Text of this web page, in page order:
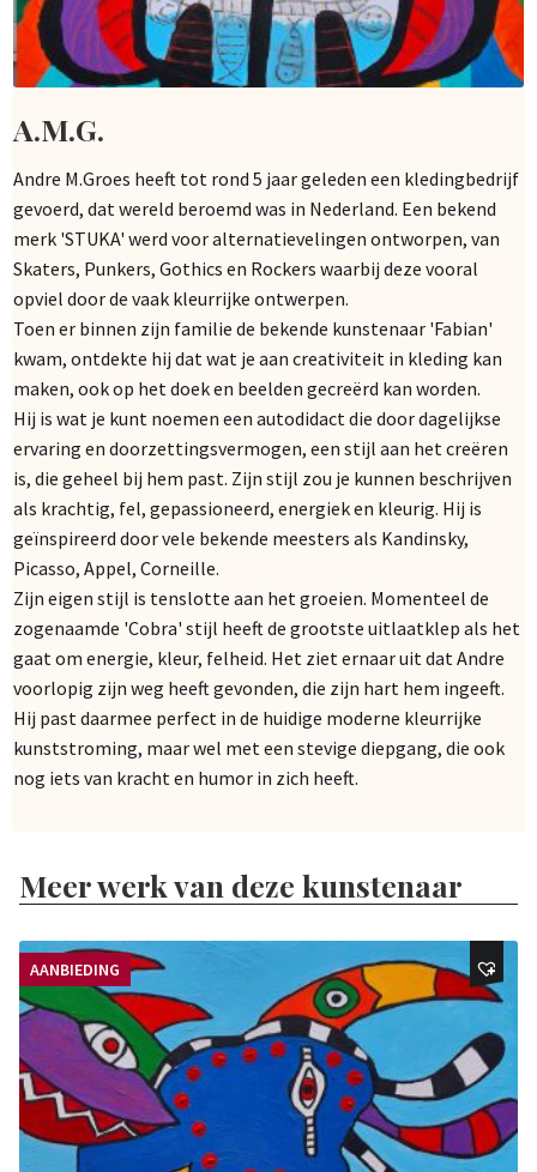
A.M.G.
Andre M.Groes heeft tot rond 5 jaar geleden een kledingbedrijf
gevoerd, dat wereld beroemd was in Nederland. Een bekend
merk 'STUKA' werd voor alternatievelingen ontworpen, van
Skaters, Punkers, Gothics en Rockers waarbij deze vooral
opviel door de vaak kleurrijke ontwerpen.
Toen er binnen zijn familie de bekende kunstenaar 'Fabian'
kwam, ontdekte hij dat wat je aan creativiteit in kleding kan
maken, ook op het doek en beelden gecreërd kan worden.
Hij is wat je kunt noemen een autodidact die door dagelijkse
ervaring en doorzettingsvermogen, een stijl aan het creëren
is, die geheel bij hem past. Zijn stijl zou je kunnen beschrijven
als krachtig, fel, gepassioneerd, energiek en kleurig. Hij is
geïnspireerd door vele bekende meesters als Kandinsky,
Picasso, Appel, Corneille.
Zijn eigen stijl is tenslotte aan het groeien. Momenteel de
zogenaamde 'Cobra' stijl heeft de grootste uitlaatklep als het
gaat om energie, kleur, felheid. Het ziet ernaar uit dat Andre
voorlopig zijn weg heeft gevonden, die zijn hart hem ingeeft.
Hij past daarmee perfect in de huidige moderne kleurrijke
kunststroming, maar wel met een stevige diepgang, die ook
nog iets van kracht en humor in zich heeft.
Meer werk van deze kunstenaar
AANBIEDING